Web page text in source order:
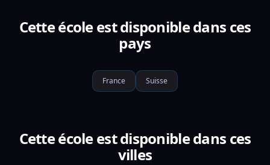
Cette école est disponible dans ces
pays
France Suisse
Cette école est disponible dans ces
villes